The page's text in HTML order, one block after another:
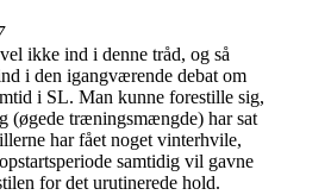
ikke ind i denne tråd, og så
i den igangværende debat om
i SL. Man kunne forestille sig,
(øgede træningsmængde) har sat
har fået noget vinterhvile,
samtidig vil gavne
for det urutinerede hold.